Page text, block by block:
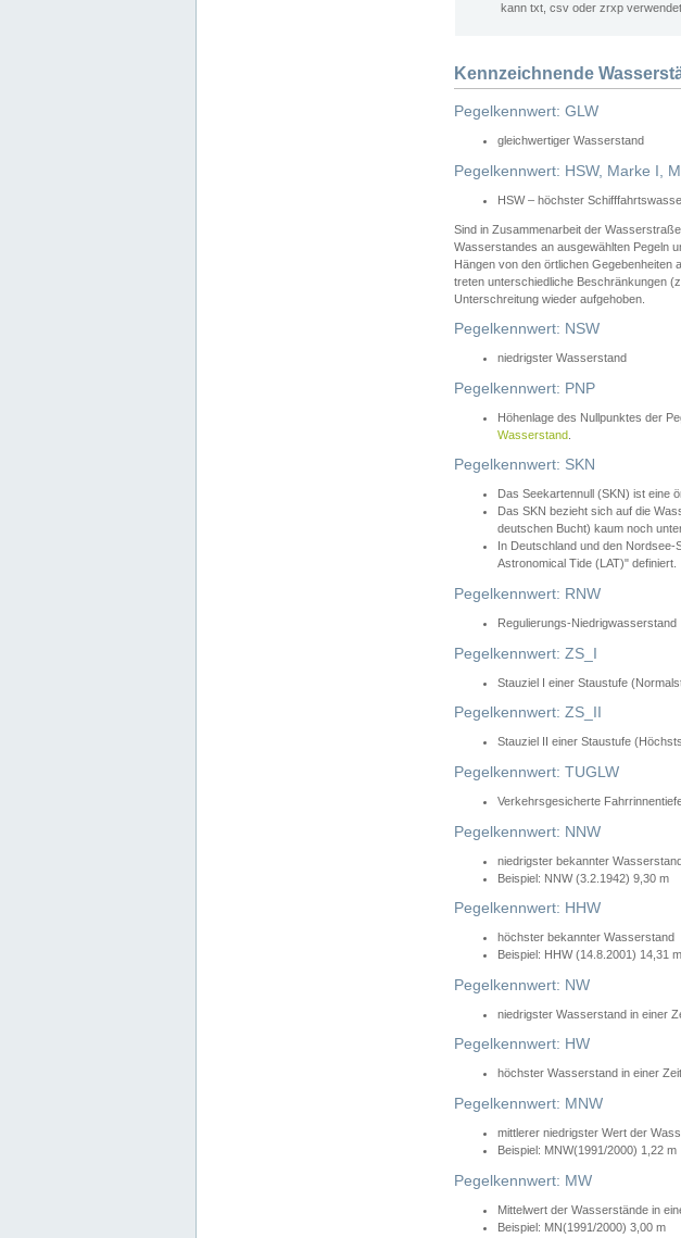
kann txt, csv oder zrxp
Kennzeichnende
Pegelkennwert: GLW
gleichwertiger Wasserstand
Pegelkennwert: HSW, Marke I,
HSW – höchster
Sind in Zusammenarbeit der
Wasserstandes an ausgewählten Pegeln
Hängen von den örtlichen
treten unterschiedliche Beschränkungen
Unterschreitung wieder aufgehoben.
Pegelkennwert: NSW
niedrigster Wasserstand
Pegelkennwert: PNP
Höhenlage des Nullpunktes der
Wasserstand
Pegelkennwert: SKN
Das Seekartennull (SKN) ist eine
Das SKN bezieht sich auf die
deutschen Bucht) kaum noch
In Deutschland und den
Astronomical Tide (LAT)" definiert.
Pegelkennwert: RNW
Regulierungs-Niedrigwasserstand
Pegelkennwert: ZS_I
Stauziel I einer Staustufe
Pegelkennwert: ZS_II
Stauziel II einer Staustufe
Pegelkennwert: TUGLW
Verkehrsgesicherte
Pegelkennwert: NNW
niedrigster bekannter
Beispiel: NNW (3.2.1942) 9,30 m
Pegelkennwert: HHW
höchster bekannter Wasserstand
Beispiel: HHW (14.8.2001) 14,31 m
Pegelkennwert: NW
niedrigster Wasserstand in einer
Pegelkennwert: HW
höchster Wasserstand in einer
Pegelkennwert: MNW
mittlerer niedrigster Wert der
Beispiel: MNW(1991/2000) 1,22 m
Pegelkennwert: MW
Mittelwert der Wasserstände in
Beispiel: MN(1991/2000) 3,00 m